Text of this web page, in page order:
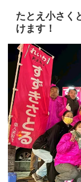
たとえ小さく
けます！